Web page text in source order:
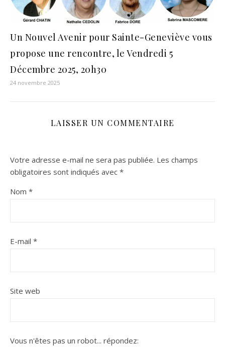
Un Nouvel Avenir pour Sainte-Geneviève vous
propose une rencontre, le Vendredi 5
Décembre 2025, 20h30
24 novembre 2025
LAISSER UN COMMENTAIRE
Votre adresse e-mail ne sera pas publiée. Les champs
obligatoires sont indiqués avec *
Nom *
E-mail *
Site web
Vous n'êtes pas un robot... répondez: